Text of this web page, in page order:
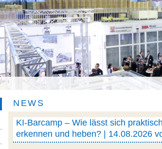
NEWS
KI-Barcamp – Wie lässt sich
erkennen und heben? | 14.08.2026